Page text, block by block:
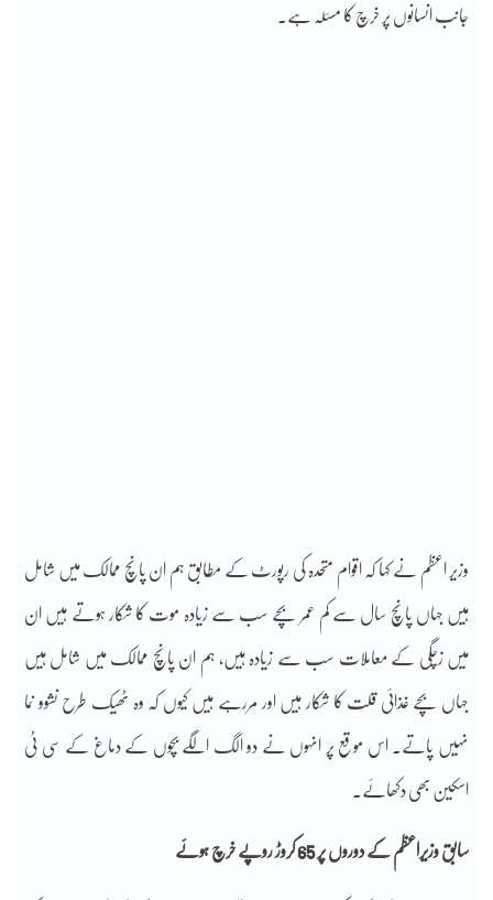
جانب انسانوں پر خرچ کا مسئلہ ہے۔
وزیر اعظم نے کہا کہ اقوام متحدہ کی رپورٹ کے مطابق ہم ان پانچ ممالک میں شامل
ہیں جہاں پانچ سال سے کم عمر بچے سب سے زیادہ موت کا شکار ہوتے ہیں ان
میں زچگی کے معاملات سب سے زیادہ ہیں، ہم ان پانچ ممالک میں شامل ہیں
جہاں بچے غذائی قلت کا شکار ہیں اور مررہے ہیں کیوں کہ وہ ٹھیک طرح نشوو نما
نہیں پاتے۔ اس موقع پر انہوں نے دو الگ الگے بچوں کے دماغ کے سی ٹی
اسکین بھی دکھائے۔
سابق وزیراعظم کے دوروں پر 65 کروڑ روپے خرچ ہوئے